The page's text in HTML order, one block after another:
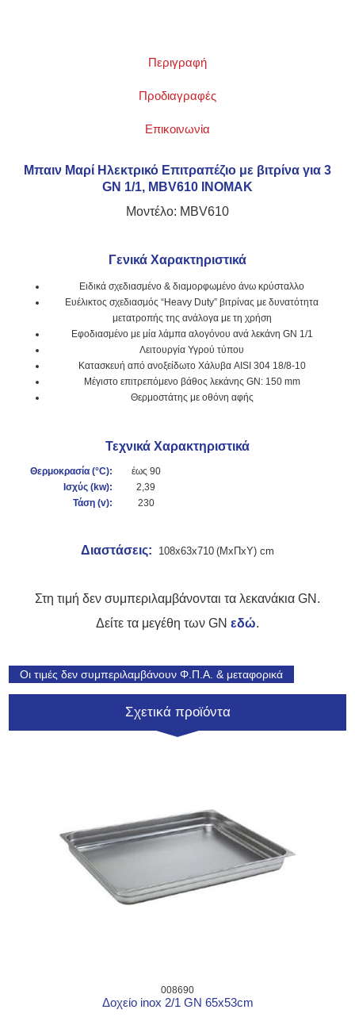
Περιγραφή
Προδιαγραφές
Επικοινωνία
Μπαιν Μαρί Ηλεκτρικό Επιτραπέζιο με βιτρίνα για 3
GN 1/1, MBV610 INOMAK
Μοντέλο: MBV610
Γενικά Χαρακτηριστικά
Ειδικά σχεδιασμένο & διαμορφωμένο άνω κρύσταλλο
Ευέλικτος σχεδιασμός “Heavy Duty” βιτρίνας με δυνατότητα
μετατροπής της ανάλογα με τη χρήση
Εφοδιασμένο με μία λάμπα αλογόνου ανά λεκάνη GN 1/1
Λειτουργία Υγρού τύπου
Κατασκευή από ανοξείδωτο Χάλυβα AISI 304 18/8-10
Μέγιστο επιτρεπόμενο βάθος λεκάνης GN: 150 mm
Θερμοστάτης με οθόνη αφής
Τεχνικά Χαρακτηριστικά
Θερμοκρασία (°C):
έως 90
Ισχύς (kw):
2,39
Τάση (v):
230
Διαστάσεις: 108x63x710 (ΜxΠxΥ) cm
Στη τιμή δεν συμπεριλαμβάνονται τα λεκανάκια GN.
Δείτε τα μεγέθη των GN εδώ.
Οι τιμές δεν συμπεριλαμβάνουν Φ.Π.Α. & μεταφορικά
Σχετικά προϊόντα
008690
Δοχείο inox 2/1 GN 65x53cm